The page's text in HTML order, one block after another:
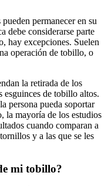
permanecer en su
debe considerarse parte
hay excepciones. Suelen
operación de tobillo, o
la retirada de los
esguinces de tobillo altos.
persona pueda soportar
la mayoría de los estudios
cuando comparan a
y a las que se les
mi tobillo?